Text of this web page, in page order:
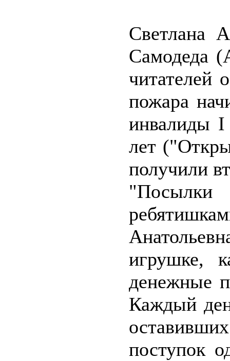
Светлана
Самодеда
читателей
пожара
инвалиды I
лет
получили
игрушке,
денежные
Каждый
поступок